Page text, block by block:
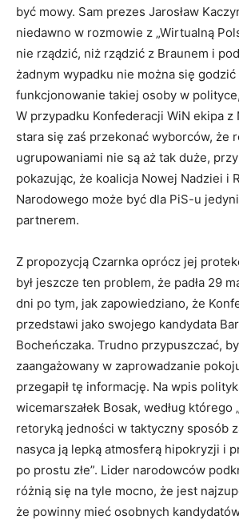
być mowy. Sam prezes Jarosław
niedawno w rozmowie z „Wirtualną
nie rządzić, niż rządzić z Braunem i
żadnym wypadku nie można się godzić
funkcjonowanie takiej osoby w
W przypadku Konfederacji WiN ekipa
stara się zaś przekonać wyborców, że
ugrupowaniami nie są aż tak duże,
pokazując, że koalicja Nowej Nadziei i
Narodowego może być dla PiS-u
partnerem.
Z propozycją Czarnka oprócz jej
był jeszcze ten problem, że padła 29
dni po tym, jak zapowiedziano, że
przedstawi jako swojego kandydata
Bocheńczaka. Trudno przypuszczać,
zaangażowany w zaprowadzanie
przegapił tę informację. Na wpis
wicemarszałek Bosak, według którego
retoryką jedności w taktyczny sposób
nasyca ją lepką atmosferą hipokryzji i
po prostu złe”. Lider narodowców
różnią się na tyle mocno, że jest
że powinny mieć osobnych